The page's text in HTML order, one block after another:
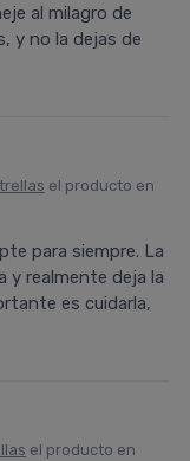
al milagro de
y no la dejas de
el producto en
para siempre. La
y realmente deja la
es cuidarla,
el producto en